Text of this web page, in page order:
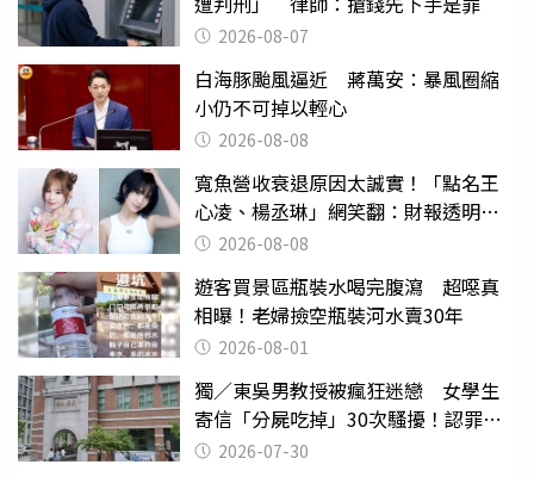
2026-08-07
白海豚颱風逼近 蔣萬安：暴風圈縮
小仍不可掉以輕心
2026-08-08
寬魚營收衰退原因太誠實！「點名王
心凌、楊丞琳」網笑翻：財報透明度
滿分2026-08-08
遊客買景區瓶裝水喝完腹瀉 超噁真
相曝！老婦撿空瓶裝河水賣30年
2026-08-01
獨／東吳男教授被瘋狂迷戀 女學生
寄信「分屍吃掉」30次騷擾！認罪免
關 2026-07-30